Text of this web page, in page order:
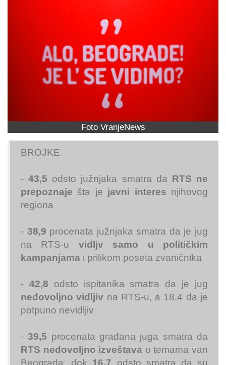
Foto VranjeNews
BROJKE
-43,5 odsto južnjaka smatra da RTS ne
prepoznaje šta je javni interes njihovog
regiona
- 38,9 procenata južnjaka smatra da je jug
na RTS-u vidljv samo u političkim
kampanjama i prilikom poseta zvaničnika
- 42,8 odsto ispitanika smatra da je jug
nedovoljno vidljiv na RTS-u, a 18,4 da je
potpuno nevidljiv
-39,5 procenata građana juga smatra da
RTS nedovoljno izveštava o temama van
Beograda, dok 16,7 odsto smatra da su